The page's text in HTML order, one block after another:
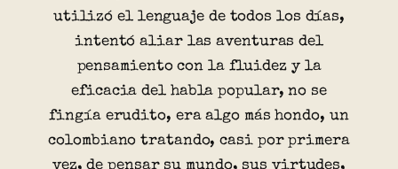
utilizó el lenguaje de todos los días,
intentó aliar las aventuras del
pensamiento con la fluidez y la
eficacia del habla popular, no se
fingía erudito, era algo más hondo, un
colombiano tratando, casi por primera